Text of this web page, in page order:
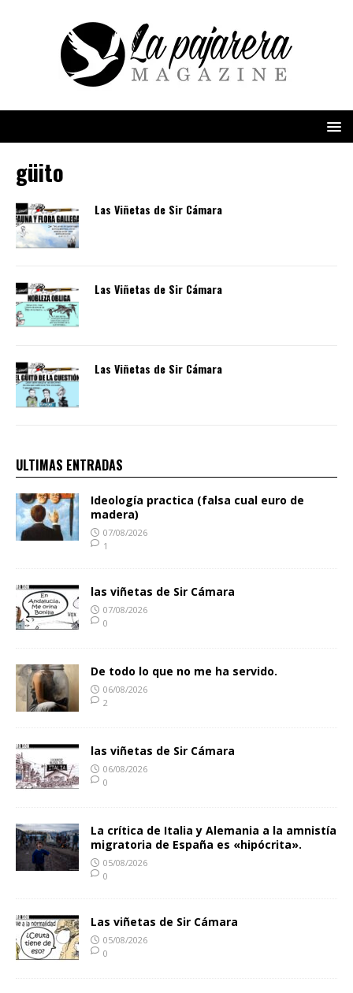
güito
Las Viñetas de Sir Cámara
Las Viñetas de Sir Cámara
Las Viñetas de Sir Cámara
ULTIMAS ENTRADAS
Ideología practica (falsa cual euro de
madera)
07/08/2026
1
las viñetas de Sir Cámara
07/08/2026
0
De todo lo que no me ha servido.
06/08/2026
2
las viñetas de Sir Cámara
06/08/2026
0
La crítica de Italia y Alemania a la amnistía
migratoria de España es «hipócrita».
05/08/2026
0
Las viñetas de Sir Cámara
05/08/2026
0